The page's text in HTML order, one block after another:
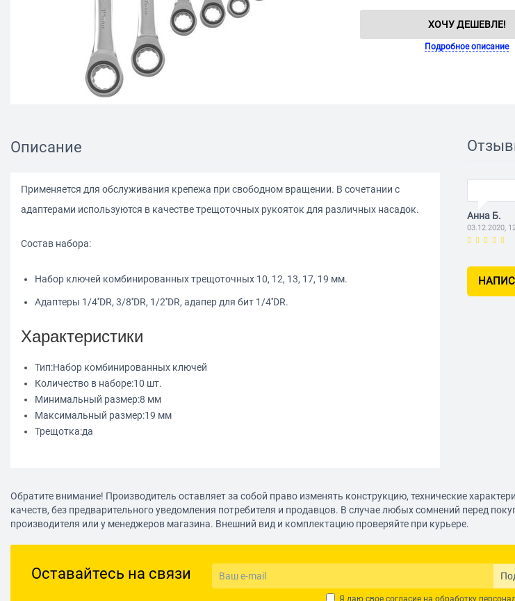
ХОЧУ ДЕШЕВЛЕ!
Подробное описание
Описание
Применяется для обслуживания крепежа при свободном вращении. В сочетании с
адаптерами используются в качестве трещоточных рукояток для различных насадок.
Состав набора:
Набор ключей комбинированных трещоточных 10, 12, 13, 17, 19 мм.
Адаптеры 1/4''DR, 3/8''DR, 1/2''DR, адапер для бит 1/4''DR.
Характеристики
Тип:Набор комбинированных ключей
Количество в наборе:10 шт.
Минимальный размер:8 мм
Максимальный размер:19 мм
Трещотка:да
Анна Б.
03.12.2020,
Обратите внимание! Производитель оставляет за собой право изменять конструкцию, технические
качеств, без предварительного уведомления потребителя и продавцов. В случае любых сомнений перед
производителя или у менеджеров магазина. Внешний вид и комплектацию проверяйте при курьере.
Оставайтесь на связи
Я даю свое согласие на обработку